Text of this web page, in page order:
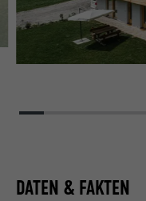
DATEN & FAKTEN